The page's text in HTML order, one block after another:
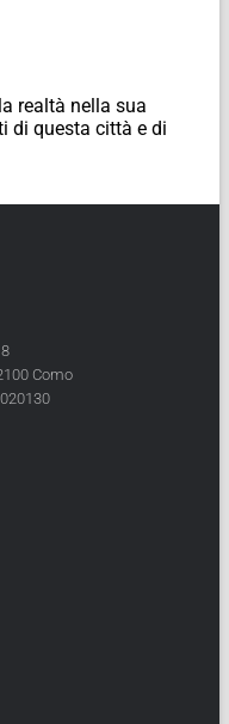
realtà nella sua
di questa città e di
Como